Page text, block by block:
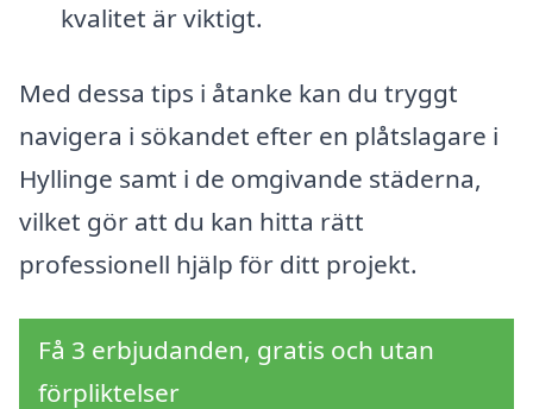
kvalitet är viktigt.
Med dessa tips i åtanke kan du tryggt
navigera i sökandet efter en plåtslagare i
Hyllinge samt i de omgivande städerna,
vilket gör att du kan hitta rätt
professionell hjälp för ditt projekt.
Få 3 erbjudanden, gratis och utan
förpliktelser